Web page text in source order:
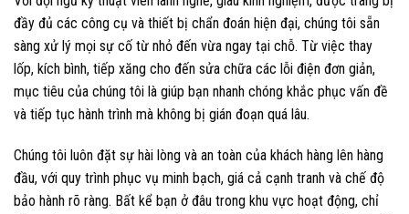
đầy đủ các công cụ và thiết bị chẩn đoán hiện đại, chúng tôi sẵn
sàng xử lý mọi sự cố từ nhỏ đến vừa ngay tại chỗ. Từ việc thay
lốp, kích bình, tiếp xăng cho đến sửa chữa các lỗi điện đơn giản,
mục tiêu của chúng tôi là giúp bạn nhanh chóng khắc phục vấn đề
và tiếp tục hành trình mà không bị gián đoạn quá lâu.
Chúng tôi luôn đặt sự hài lòng và an toàn của khách hàng lên hàng
đầu, với quy trình phục vụ minh bạch, giá cả cạnh tranh và chế độ
bảo hành rõ ràng. Bất kể bạn ở đâu trong khu vực hoạt động, chỉ